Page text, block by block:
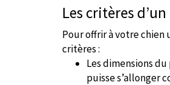
Les critères
Pour offrir à votre chien
critères :
Les dimensions
puisse s’allonger